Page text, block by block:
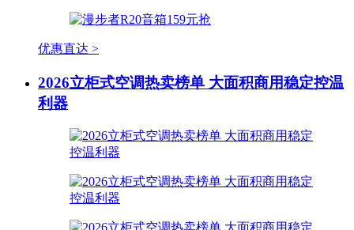
优惠直达 >
2026立柜式空调热卖榜单 大面积商用稳定控温
利器